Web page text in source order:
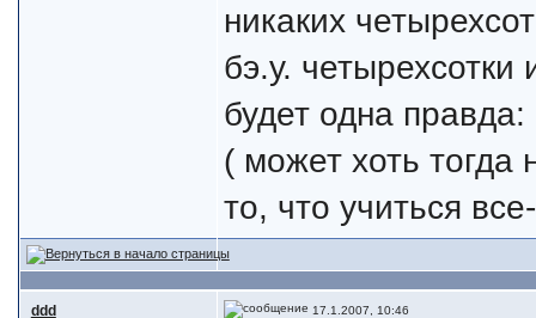
никаких
бэ.у. четырехсотки
будет одна
( может хоть тогда
то, что учиться
ddd 17.1.2007, 10:46